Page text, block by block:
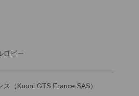
ロビー
ス（Kuoni GTS France SAS）